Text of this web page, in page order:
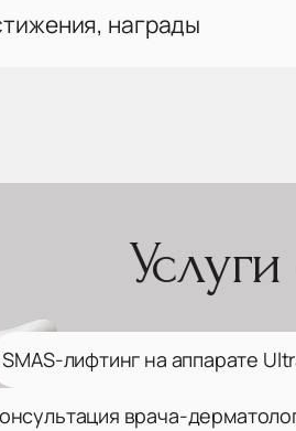
награды
SMAS-лифтинг на аппарате
врача-